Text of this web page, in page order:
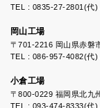
TEL : 0835-27-2801(代
岡山工場
〒701-2216 岡山県赤磐
TEL : 086-957-4082(代
小倉工場
〒800-0229 福岡県北九
TEL : 093-474-8333(代